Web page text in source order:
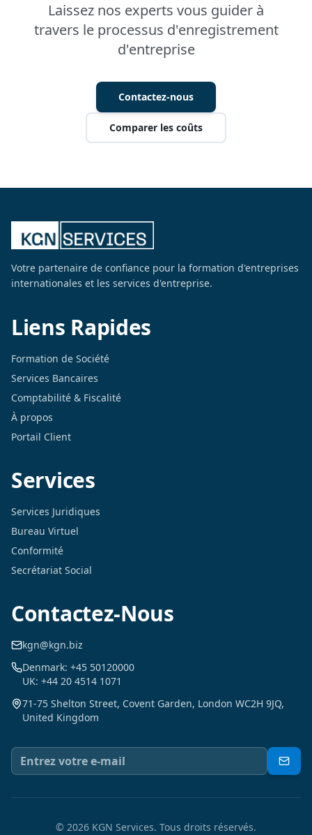
Laissez nos experts vous guider à
travers le processus d'enregistrement
d'entreprise
Contactez-nous
Comparer les coûts
Votre partenaire de confiance pour la formation d'entreprises
internationales et les services d'entreprise.
Liens Rapides
Formation de Société
Services Bancaires
Comptabilité & Fiscalité
À propos
Portail Client
Services
Services Juridiques
Bureau Virtuel
Conformité
Secrétariat Social
Contactez-Nous
kgn@kgn.biz
Denmark: +45 50120000
UK: +44 20 4514 1071
71-75 Shelton Street, Covent Garden, London WC2H 9JQ,
United Kingdom
© 2026 KGN Services. Tous droits réservés.